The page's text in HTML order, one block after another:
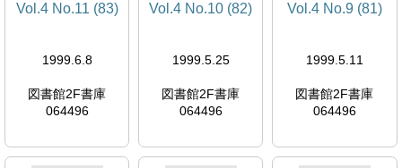
Vol.4 No.11 (83)
1999.6.8
図書館2F書庫
064496
Vol.4 No.10 (82)
1999.5.25
図書館2F書庫
064496
Vol.4 No.9 (81)
1999.5.11
図書館2F書庫
064496